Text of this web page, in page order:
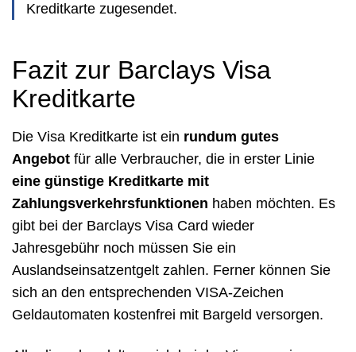
Kreditkarte zugesendet.
Fazit zur Barclays Visa
Kreditkarte
Die Visa Kreditkarte ist ein rundum gutes
Angebot für alle Verbraucher, die in erster Linie
eine günstige Kreditkarte mit
Zahlungsverkehrsfunktionen haben möchten. Es
gibt bei der Barclays Visa Card wieder
Jahresgebühr noch müssen Sie ein
Auslandseinsatzentgelt zahlen. Ferner können Sie
sich an den entsprechenden VISA-Zeichen
Geldautomaten kostenfrei mit Bargeld versorgen.